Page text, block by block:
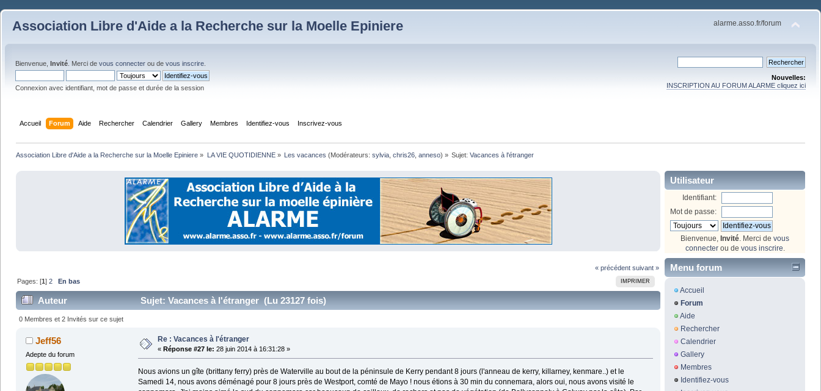
Association Libre d'Aide a la Recherche sur la Moelle Epiniere alarme.asso.fr/forum
Bienvenue, Invité . Merci de vous connecter ou de vous inscrire
Connexion avec identifiant, mot de passe et durée de la session
Nouvelles:
INSCRIPTION AU FORUM ALARME cliquez ici
Accueil Forum Aide Rechercher Calendrier Gallery Membres Identifiez-vous Inscrivez-vous
Association Libre d'Aide a la Recherche sur la Moelle Epiniere » LA VIE QUOTIDIENNE» Les vacances (Modérateurs: sylvia, chris26, anneso) » Sujet:Vacances à l'étranger
« précédent suivant »
IMPRIMER
Pages: [1]2 En bas
Auteur Sujet: Vacances à l'étranger (Lu 23127 fois)
0 Membres et 2 Invités sur ce sujet
Jeff56
Adepte du forum
Re : Vacances à l'étranger
« Réponse #27 le: 28 juin 2014 à 16:31:28 »
Nous avions un gîte (brittany ferry) près de Waterville au bout de la péninsule de Kerry pendant 8 jours (l'anneau de kerry, killarney, kenmare..) et le
Samedi 14, nous avons déménagé pour 8 jours près de Westport, comté de Mayo ! nous étions à 30 min du connemara, alors oui, nous avons visité le
Utilisateur
Identifiant:
Mot de passe:
Bienvenue, Invité . Merci de vous
connecterou de vous inscrire
Menu forum
Accueil
Forum
Aide
Rechercher
Calendrier
Gallery
Membres
Identifiez-vous